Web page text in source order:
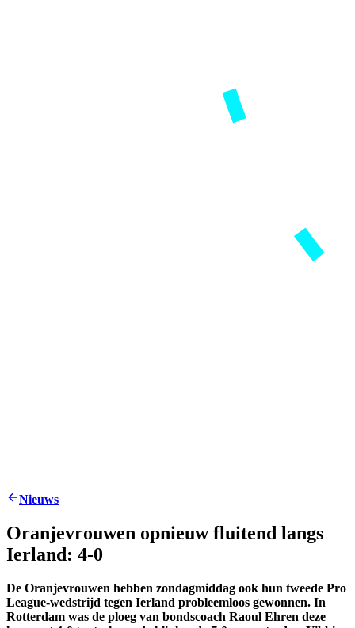
Nieuws
Oranjevrouwen opnieuw fluitend langs
Ierland: 4-0
De Oranjevrouwen hebben zondagmiddag ook hun tweede Pro
League-wedstrijd tegen Ierland probleemloos gewonnen. In
Rotterdam was de ploeg van bondscoach Raoul Ehren deze